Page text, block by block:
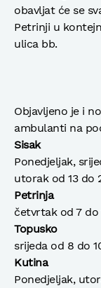
obavljat će se
Petrinji u
ulica bb.
Objavljeno je i
ambulanti na
Sisak
Ponedjeljak,
utorak od 13 do
Petrinja
četvrtak od 7 do
Topusko
srijeda od 8 do
Kutina
Ponedjeljak,